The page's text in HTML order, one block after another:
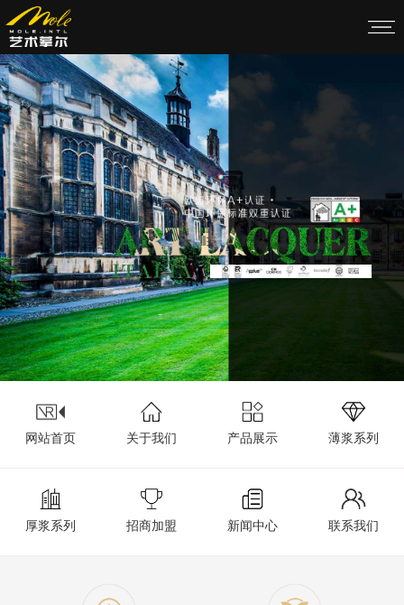
网站首页 关于我们 产品展示 薄浆系列
厚浆系列 招商加盟 新闻中心 联系我们